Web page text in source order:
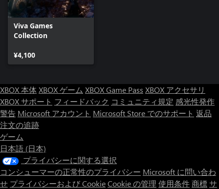
Viva Games
Collection
¥4,100
XBOX 本体XBOX ゲーム XBOX Game Pass XBOX アクセサリ
XBOX サポート フィードバック コミュニティ規定 感光性発作
警告 Microsoft アカウント Microsoft Store でのサポート 返品
注文の追跡
ゲーム
日本語 (日本)
プライバシーに関する選択
コンシューマーの正常性のプライバシー Microsoft に問い合わ
せ プライバシーおよび CookieCookie の管理 使用条件商標サ